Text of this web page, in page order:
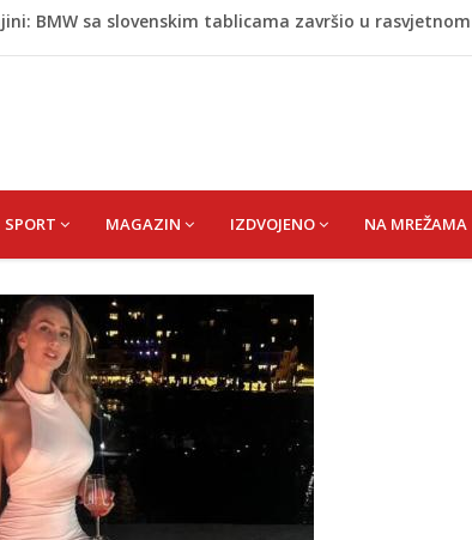
BMW sa slovenskim tablicama završio u rasvjetnom
objavio spektakularan video
SPORT MAGAZIN IZDVOJENO NA MREŽAMA